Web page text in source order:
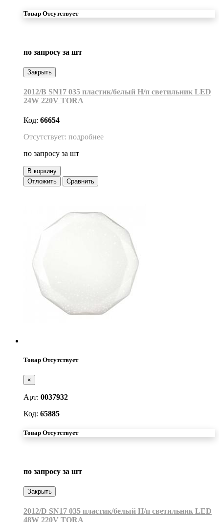
Товар Отсутствует
по запросу за шт
Закрыть
2012/B SN17 035 пластик/белый Н/п светильник LED
24W 220V TORA
Код: 66654
Отсутствует: подробнее
по запросу за шт
В корзину
Отложить
Сравнить
Товар Отсутствует
×
Арт: 0037932
Код: 65885
Товар Отсутствует
по запросу за шт
Закрыть
2012/D SN17 035 пластик/белый Н/п светильник LED
48W 220V TORA